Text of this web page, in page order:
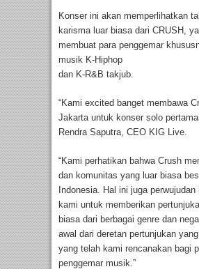
Konser ini akan memperlihatkan
karisma luar biasa dari CRUSH,
membuat para penggemar
musik K-Hiphop
dan K-R&B takjub.
“Kami excited banget membawa
Jakarta untuk konser solo
Rendra Saputra, CEO KIG Live.
“Kami perhatikan bahwa Crush
dan komunitas yang luar biasa
Indonesia. Hal ini juga perwujudan
kami untuk memberikan
biasa dari berbagai genre dan
awal dari deretan pertunjukan
yang telah kami rencanakan bagi
penggemar musik.”